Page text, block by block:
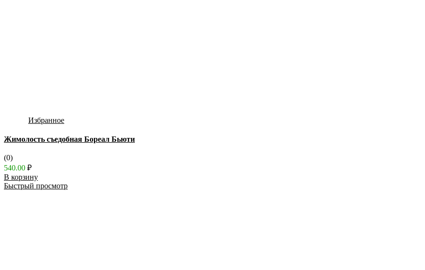
Избранное
Жимолость съедобная Бореал Бьюти
(0)
540.00 ₽
В корзину
Быстрый просмотр